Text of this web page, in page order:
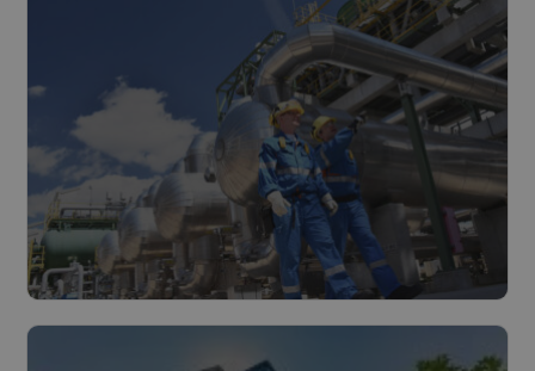
Industrie